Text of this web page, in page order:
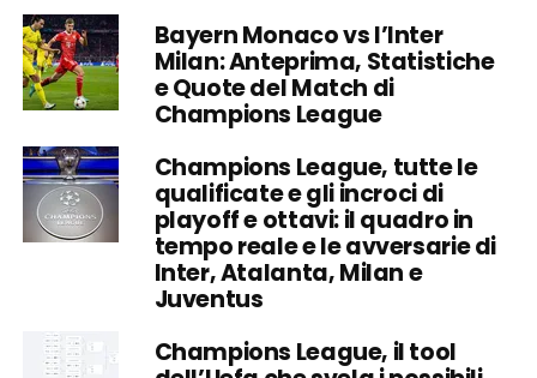
Bayern Monaco vs l’Inter
Milan: Anteprima, Statistiche
e Quote del Match di
Champions League
Champions League, tutte le
qualificate e gli incroci di
playoff e ottavi: il quadro in
tempo reale e le avversarie di
Inter, Atalanta, Milan e
Juventus
Champions League, il tool